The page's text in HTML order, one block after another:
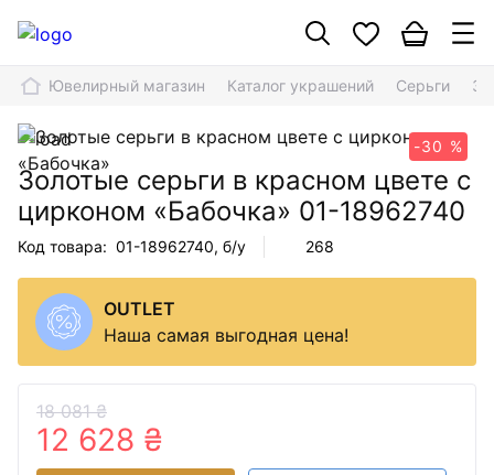
Ювелирный магазин Каталог украшений Серьги
-30 %
Золотые серьги в красном цвете с
цирконом «Бабочка» 01-18962740
Код товара: 01-18962740, б/у 268
OUTLET
Наша самая выгодная цена!
18 081 ₴
12 628 ₴